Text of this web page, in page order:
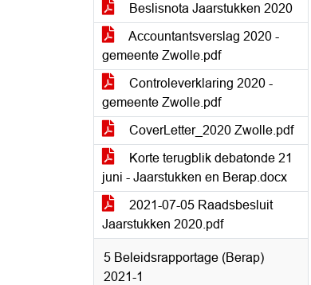
Beslisnota Jaarstukken 2020
Accountantsverslag 2020 -
gemeente Zwolle.pdf
Controleverklaring 2020 -
gemeente Zwolle.pdf
CoverLetter_2020 Zwolle.pdf
Korte terugblik debatonde 21
juni - Jaarstukken en Berap.docx
2021-07-05 Raadsbesluit
Jaarstukken 2020.pdf
5 Beleidsrapportage (Berap)
2021-1